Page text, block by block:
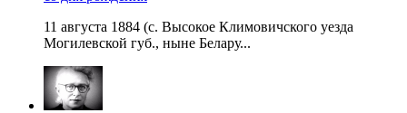
11 августа 1884 (с. Высокое Климовичского уезда
Могилевской губ., ныне Белару...